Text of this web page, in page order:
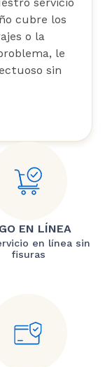
cubre los
o la
le
sin
EN LÍNEA
en línea sin
fisuras